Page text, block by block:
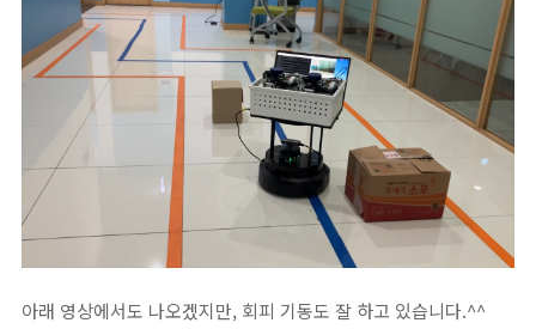
아래 영상에서도 나오겠지만, 회피 기동도 잘 하고 있습니다.^^